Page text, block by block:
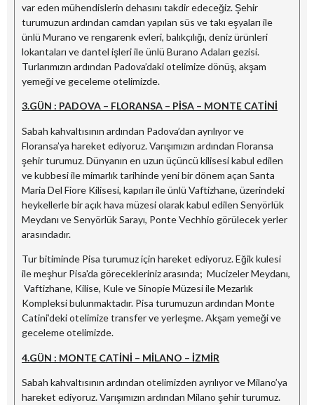
var eden mühendislerin dehasını takdir edeceğiz. Şehir
turumuzun ardından camdan yapılan süs ve takı eşyaları ile
ünlü Murano ve rengarenk evleri, balıkçılığı, deniz ürünleri
lokantaları ve dantel işleri ile ünlü Burano Adaları gezisi.
Turlarımızın ardından Padova’daki otelimize dönüş, akşam
yemeği ve geceleme otelimizde.
3.GÜN : PADOVA – FLORANSA – PİSA – MONTE CATİNİ
Sabah kahvaltısının ardından Padova’dan ayrılıyor ve
Floransa’ya hareket ediyoruz. Varışımızın ardından Floransa
şehir turumuz. Dünyanın en uzun üçüncü kilisesi kabul edilen
ve kubbesi ile mimarlık tarihinde yeni bir dönem açan Santa
Maria Del Fiore Kilisesi, kapıları ile ünlü Vaftizhane, üzerindeki
heykellerle bir açık hava müzesi olarak kabul edilen Senyörlük
Meydanı ve Senyörlük Sarayı, Ponte Vechhio görülecek yerler
arasındadır.
Tur bitiminde Pisa turumuz için hareket ediyoruz. Eğik kulesi
ile meşhur Pisa'da görecekleriniz arasında; Mucizeler Meydanı,
Vaftizhane, Kilise, Kule ve Sinopie Müzesi ile Mezarlık
Kompleksi bulunmaktadır. Pisa turumuzun ardından Monte
Catini’deki otelimize transfer ve yerleşme. Akşam yemeği ve
geceleme otelimizde.
4.GÜN : MONTE CATİNİ – MİLANO – İZMİR
Sabah kahvaltısının ardından otelimizden ayrılıyor ve Milano’ya
hareket ediyoruz. Varışımızın ardından Milano şehir turumuz.